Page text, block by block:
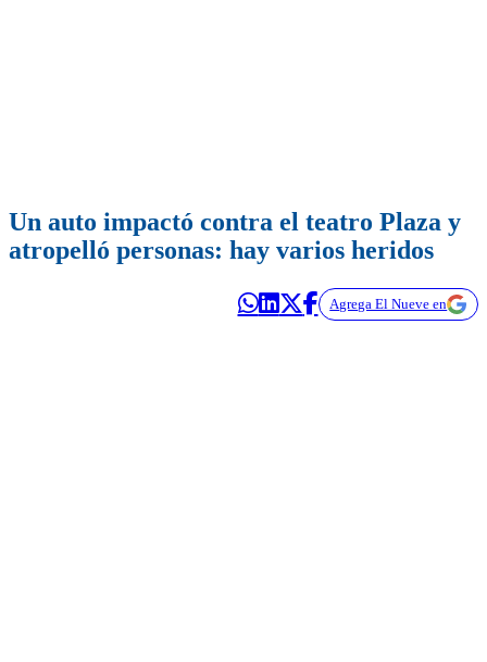
Un auto impactó contra el teatro Plaza y
atropelló personas: hay varios heridos
Agrega El Nueve en